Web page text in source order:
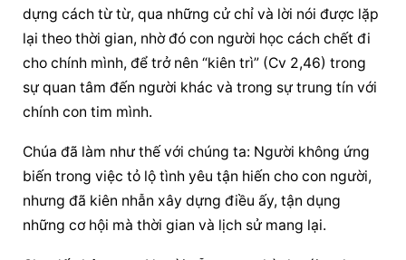
dựng cách từ từ, qua những cử chỉ và lời nói được lặp
lại theo thời gian, nhờ đó con người học cách chết đi
cho chính mình, để trở nên “kiên trì” (Cv 2,46) trong
sự quan tâm đến người khác và trong sự trung tín với
chính con tim mình.
Chúa đã làm như thế với chúng ta: Người không ứng
biến trong việc tỏ lộ tình yêu tận hiến cho con người,
nhưng đã kiên nhẫn xây dựng điều ấy, tận dụng
những cơ hội mà thời gian và lịch sử mang lại.